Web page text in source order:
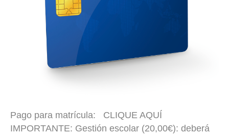
Pago para matrícula: CLIQUE AQUÍ
IMPORTANTE: Gestión escolar (20,00€): deberá